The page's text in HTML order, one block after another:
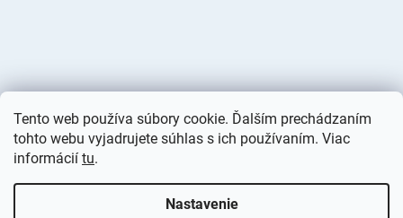
Tento web používa súbory cookie. Ďalším prechádzaním
tohto webu vyjadrujete súhlas s ich používaním. Viac
informácií tu.
Nastavenie